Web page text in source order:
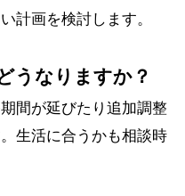
計画を検討します。
うなりますか？
間が延びたり追加調整
生活に合うかも相談時